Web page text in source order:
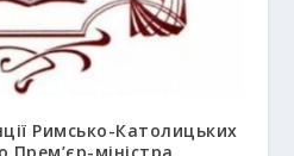
Римсько-Католицьких
Прем’єр-міністра